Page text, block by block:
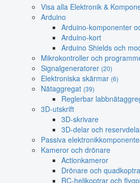
Visa alla Elektronik &
Arduino
Arduino-komponenter
Arduino-kort
Arduino Shields och
Mikrokontroller och
Signalgeneratorer (20)
Elektroniska skärmar (6)
Nätaggregat (39)
Reglerbar
3D-utskrift
3D-skrivare
3D-delar och
Passiva
Kameror och drönare
Actionkameror
Drönare och
RC-helikoptrar och